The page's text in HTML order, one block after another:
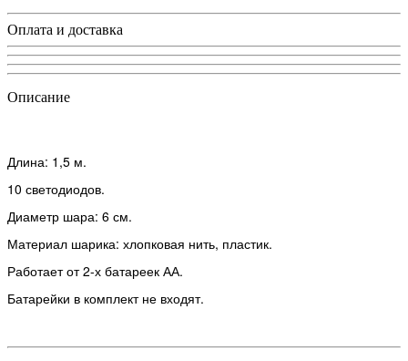
Оплата и доставка
Описание
Длина: 1,5 м.
10 светодиодов.
Диаметр шара: 6 см.
Материал шарика: хлопковая нить, пластик.
Работает от 2-х батареек АА.
Батарейки в комплект не входят.